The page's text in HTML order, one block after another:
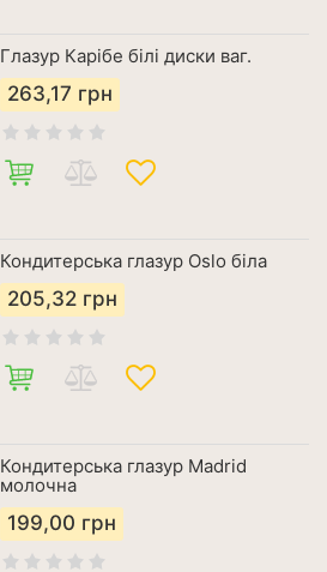
Глазур Карібе білі диски ваг.
263,17 грн
Кондитерська глазур Oslo біла
205,32 грн
Кондитерська глазур Madrid
молочна
199,00 грн